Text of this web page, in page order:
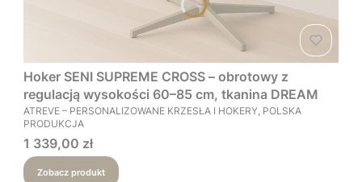
Hoker SENI SUPREME CROSS – obrotowy z
regulacją wysokości 60–85 cm, tkanina DREAM
PRODUCENT
ATREVE – PERSONALIZOWANE KRZESŁA I HOKERY, POLSKA
PRODUKCJA
Cena
1 339,00 zł
Zobacz produkt